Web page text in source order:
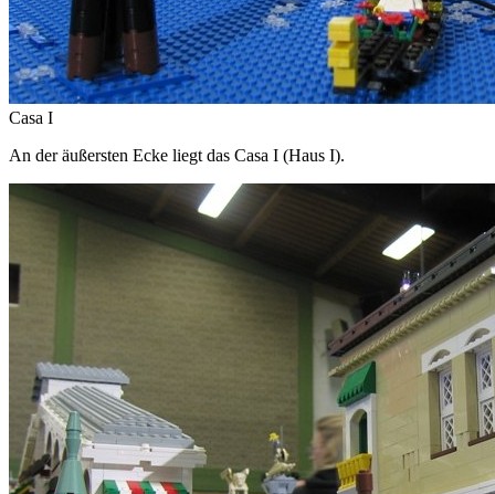
Casa I
An der äußersten Ecke liegt das Casa I (Haus I).